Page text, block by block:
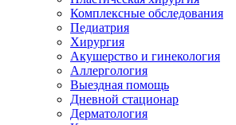
Комплексные обследования
Педиатрия
Хирургия
Акушерство и гинекология
Аллергология
Выездная помощь
Дневной стационар
Дерматология